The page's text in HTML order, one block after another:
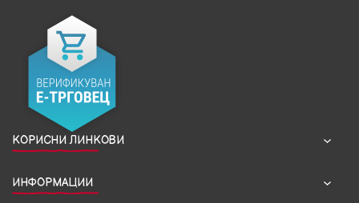
КОРИСНИ ЛИНКОВИ
ИНФОРМАЦИИ